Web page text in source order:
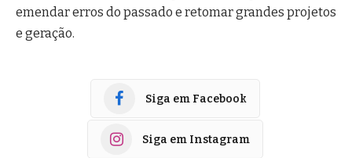
emendar erros do passado e retomar grandes projetos
e geração.
Siga em Facebook
Siga em Instagram